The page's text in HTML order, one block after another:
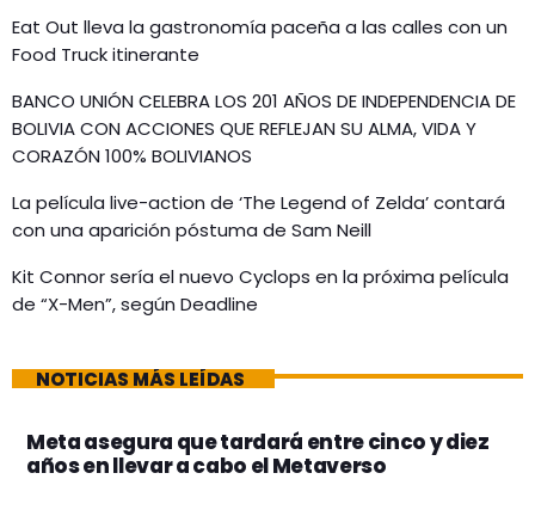
Eat Out lleva la gastronomía paceña a las calles con un
Food Truck itinerante
BANCO UNIÓN CELEBRA LOS 201 AÑOS DE INDEPENDENCIA DE
BOLIVIA CON ACCIONES QUE REFLEJAN SU ALMA, VIDA Y
CORAZÓN 100% BOLIVIANOS
La película live-action de ‘The Legend of Zelda’ contará
con una aparición póstuma de Sam Neill
Kit Connor sería el nuevo Cyclops en la próxima película
de “X-Men”, según Deadline
NOTICIAS MÁS LEÍDAS
Meta asegura que tardará entre cinco y diez
años en llevar a cabo el Metaverso